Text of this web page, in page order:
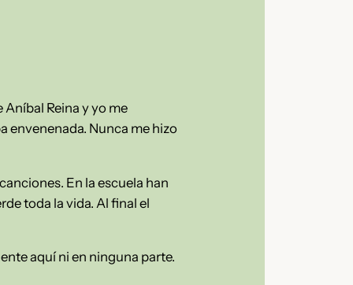
Aníbal Reina y yo me
envenenada. Nunca me hizo
En la escuela han
toda la vida. Al final el
aquí ni en ninguna parte.